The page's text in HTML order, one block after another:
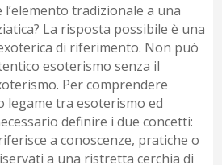
l’elemento tradizionale a una
La risposta possibile è una
di riferimento. Non può
esoterismo senza il
Per comprendere
legame tra esoterismo ed
definire i due concetti:
a conoscenze, pratiche o
a una ristretta cerchia di